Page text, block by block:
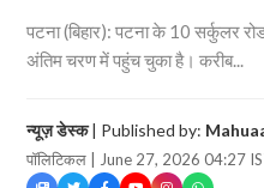
पटना (बिहार): पटना के 10 सर्कुलर
अंतिम चरण में पहुंच चुका है। करीब...
न्यूज़ डेस्क| Published by:
पॉलिटिकल | June 27, 2026 04:27